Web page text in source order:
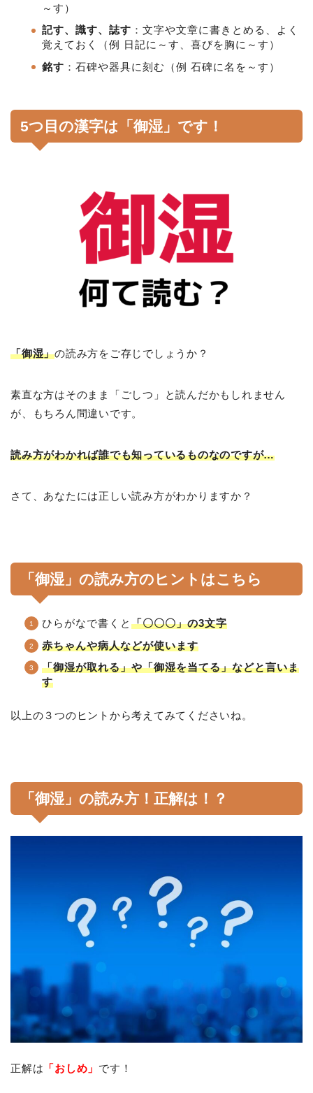
～す）
記す、識す、誌す ：文字や文章に書きとめる、よく
覚えておく（例 日記に～す、喜びを胸に～す）
銘す ：石碑や器具に刻む（例 石碑に名を～す）
5つ目の漢字は「御湿」です！
「御湿」の読み方をご存じでしょうか？
素直な方はそのまま「ごしつ」と読んだかもしれません
が、もちろん間違いです。
読み方がわかれば誰でも知っているものなのですが…
さて、あなたには正しい読み方がわかりますか？
「御湿」の読み方のヒントはこちら
ひらがなで書くと 「〇〇〇」の3文字
赤ちゃんや病人などが使います
「御湿が取れる」や「御湿を当てる」などと言いま
す
以上の３つのヒントから考えてみてくださいね。
「御湿」の読み方！正解は！？
正解は 「おしめ」 です！